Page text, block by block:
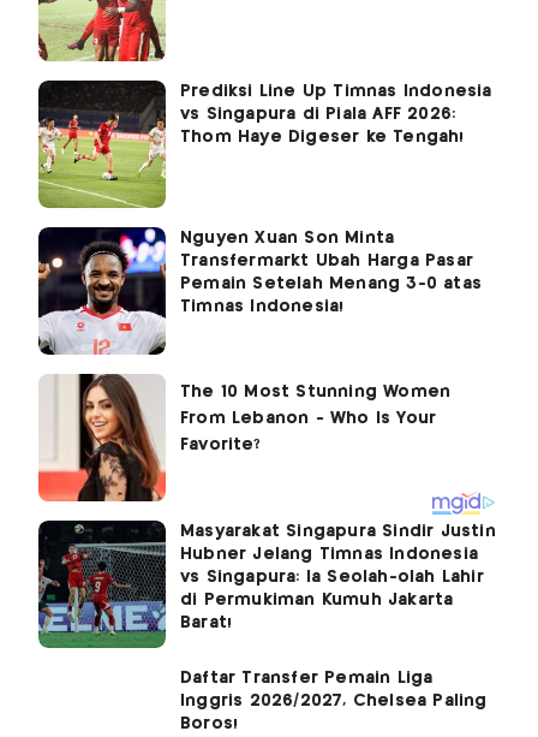
Prediksi Line Up Timnas Indonesia
vs Singapura di Piala AFF 2026:
Thom Haye Digeser ke Tengah!
Nguyen Xuan Son Minta
Transfermarkt Ubah Harga Pasar
Pemain Setelah Menang 3-0 atas
Timnas Indonesia!
Masyarakat Singapura Sindir Justin
Hubner Jelang Timnas Indonesia
vs Singapura: Ia Seolah-olah Lahir
di Permukiman Kumuh Jakarta
Barat!
Daftar Transfer Pemain Liga
Inggris 2026/2027, Chelsea Paling
Boros!